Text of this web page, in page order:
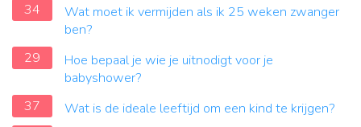
34
Wat moet ik vermijden als ik 25 weken zwanger
ben?
29
Hoe bepaal je wie je uitnodigt voor je
babyshower?
37
Wat is de ideale leeftijd om een kind te krijgen?